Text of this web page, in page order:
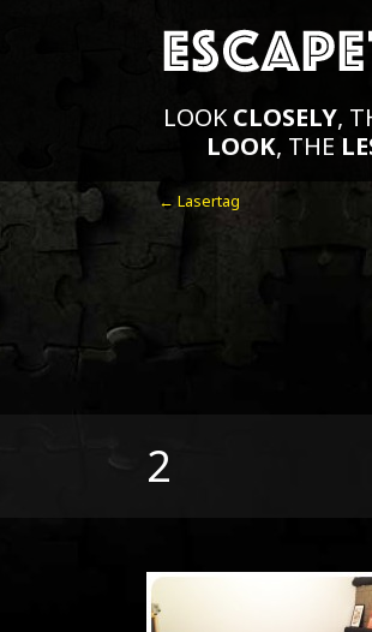
LOOKCLOSELY,
LOOK, THE
← Lasertag
2